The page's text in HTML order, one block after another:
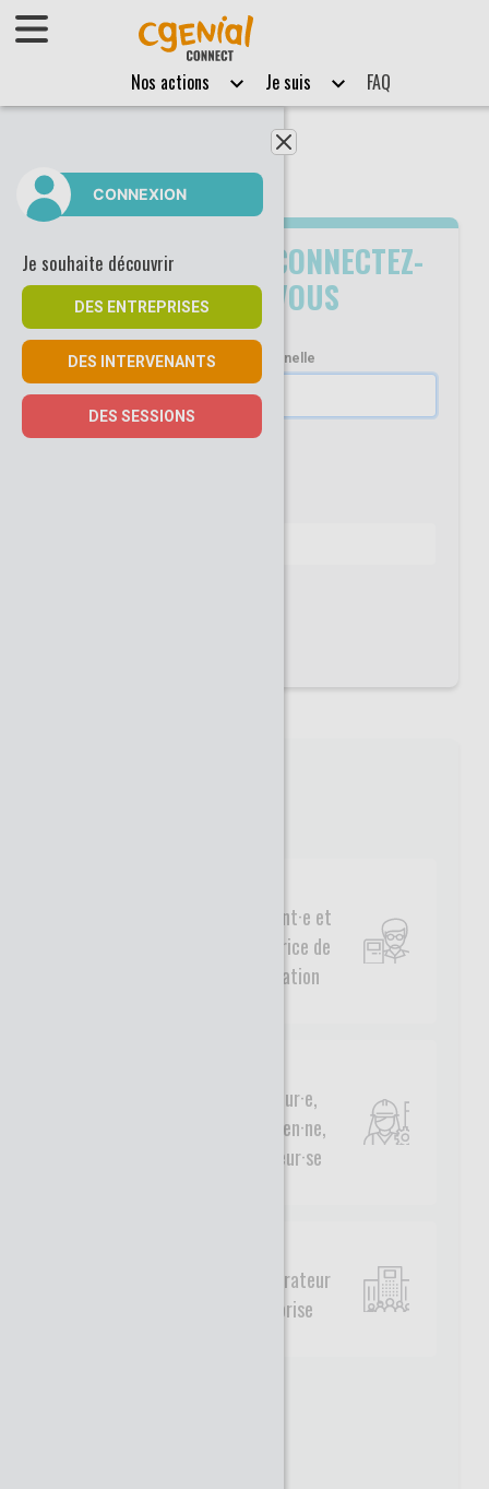
Afficher le menu
Nos actions Je suis FAQ
Fermer le menu
CONNEXION
Je souhaite découvrir
DES ENTREPRISES
DES INTERVENANTS
DES SESSIONS
DÉJÀ
INSCRIT ?
CONNECTEZ-
VOUS
Adresse email professionnelle
Se souvenir de moi
Enseignant·e et
acteur·trice de
l'orientation
Ingénieur·e,
technicien·ne,
chercheur·se
Administrateur
entreprise